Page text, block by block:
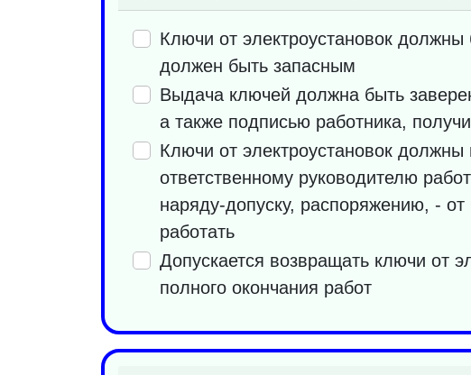
Ключи от электроустановок
должен быть запасным
Выдача ключей должна быть
а также подписью работника,
Ключи от электроустановок
ответственному руководителю
наряду-допуску, распоряжению, -
работать
Допускается возвращать ключи от
полного окончания работ